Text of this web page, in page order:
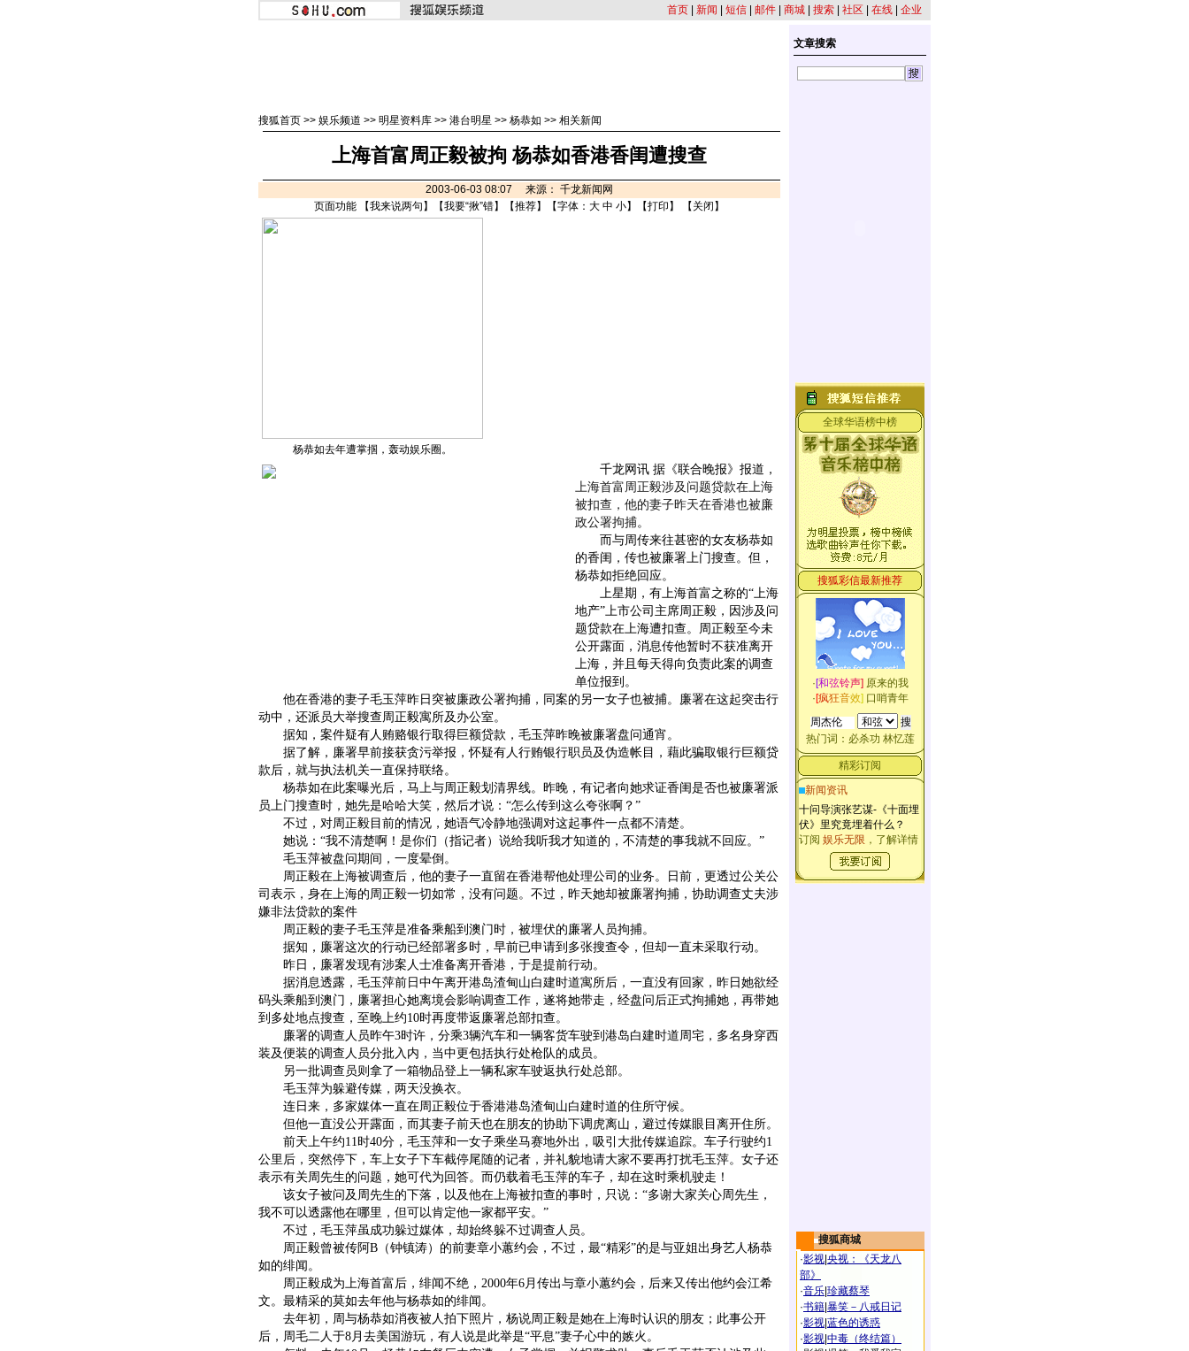
首页 新闻 短信 邮件 商城 搜索 社区 在线 企业
搜狐首页 >> 娱乐频道 >> 明星资料库 >> 港台明星 >> 杨恭如 >> 相关新闻
上海首富周正毅被拘 杨恭如香港香闺遭搜查
2003-06-03 08:07 来源： 千龙新闻网
页面功能 【我来说两句 】【我要“揪”错】【推荐】【字体： 大 中 小】【打印 】 【 关闭 】
杨恭如去年遭掌掴，轰动娱乐圈。
千龙网讯 据《联合晚报》报道，
上海首富周正毅涉及问题贷款在上海
被扣查，他的妻子昨天在香港也被廉
政公署拘捕。
而与周传来往甚密的女友杨恭如
的香闺，传也被廉署上门搜查。但，
杨恭如拒绝回应。
上星期，有上海首富之称的“上海
地产”上市公司主席周正毅，因涉及问
题贷款在上海遭扣查。周正毅至今未
公开露面，消息传他暂时不获准离开
上海，并且每天得向负责此案的调查
单位报到。
他在香港的妻子毛玉萍昨日突被廉政公署拘捕，同案的另一女子也被捕。廉署在这起突击行
动中，还派员大举搜查周正毅寓所及办公室。
据知，案件疑有人贿赂银行取得巨额贷款，毛玉萍昨晚被廉署盘问通宵。
据了解，廉署早前接获贪污举报，怀疑有人行贿银行职员及伪造帐目，藉此骗取银行巨额贷
款后，就与执法机关一直保持联络。
杨恭如在此案曝光后，马上与周正毅划清界线。昨晚，有记者向她求证香闺是否也被廉署派
员上门搜查时，她先是哈哈大笑，然后才说：“怎么传到这么夸张啊？”
不过，对周正毅目前的情况，她语气冷静地强调对这起事件一点都不清楚。
她说：“我不清楚啊！是你们（指记者）说给我听我才知道的，不清楚的事我就不回应。”
毛玉萍被盘问期间，一度晕倒。
周正毅在上海被调查后，他的妻子一直留在香港帮他处理公司的业务。日前，更透过公关公
司表示，身在上海的周正毅一切如常，没有问题。不过，昨天她却被廉署拘捕，协助调查丈夫涉
嫌非法贷款的案件
周正毅的妻子毛玉萍是准备乘船到澳门时，被埋伏的廉署人员拘捕。
据知，廉署这次的行动已经部署多时，早前已申请到多张搜查令，但却一直未采取行动。
昨日，廉署发现有涉案人士准备离开香港，于是提前行动。
据消息透露，毛玉萍前日中午离开港岛渣甸山白建时道寓所后，一直没有回家，昨日她欲经
码头乘船到澳门，廉署担心她离境会影响调查工作，遂将她带走，经盘问后正式拘捕她，再带她
到多处地点搜查，至晚上约10时再度带返廉署总部扣查。
廉署的调查人员昨午3时许，分乘3辆汽车和一辆客货车驶到港岛白建时道周宅，多名身穿西
装及便装的调查人员分批入内，当中更包括执行处枪队的成员。
另一批调查员则拿了一箱物品登上一辆私家车驶返执行处总部。
毛玉萍为躲避传媒，两天没换衣。
连日来，多家媒体一直在周正毅位于香港港岛渣甸山白建时道的住所守候。
但他一直没公开露面，而其妻子前天也在朋友的协助下调虎离山，避过传媒眼目离开住所。
前天上午约11时40分，毛玉萍和一女子乘坐马赛地外出，吸引大批传媒追踪。车子行驶约1
公里后，突然停下，车上女子下车截停尾随的记者，并礼貌地请大家不要再打扰毛玉萍。女子还
表示有关周先生的问题，她可代为回答。而仍载着毛玉萍的车子，却在这时乘机驶走！
该女子被问及周先生的下落，以及他在上海被扣查的事时，只说：“多谢大家关心周先生，
我不可以透露他在哪里，但可以肯定他一家都平安。”
不过，毛玉萍虽成功躲过媒体，却始终躲不过调查人员。
周正毅曾被传阿B（钟镇涛）的前妻章小蕙约会，不过，最“精彩”的是与亚姐出身艺人杨恭
如的绯闻。
周正毅成为上海首富后，绯闻不绝，2000年6月传出与章小蕙约会，后来又传出他约会江希
文。最精采的莫如去年他与杨恭如的绯闻。
去年初，周与杨恭如消夜被人拍下照片，杨说周正毅是她在上海时认识的朋友；此事公开
后，周毛二人于8月去美国游玩，有人说是此举是“平息”妻子心中的嫉火。
文章搜索
全球华语榜中榜
搜狐彩信最新推荐
·[和弦铃声] 原来的我
·[疯狂音效] 口哨青年
热门词： 必杀功 林忆莲
精彩订阅
新闻资讯
十问导演张艺谋-《十面埋
伏》里究竟埋着什么？
订阅 娱乐无限 ，了解详情
搜狐商城
·影视 央视：《天龙八
部》
·音乐 珍藏蔡琴
·书籍 暴笑－八戒日记
·影视 蓝色的诱惑
·影视 中毒（终结篇）